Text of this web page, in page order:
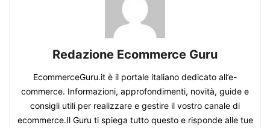
Redazione Ecommerce Guru
EcommerceGuru.it è il portale italiano dedicato all’e-
commerce. Informazioni, approfondimenti, novità, guide e
consigli utili per realizzare e gestire il vostro canale di
ecommerce.Il Guru ti spiega tutto questo e risponde alle tue